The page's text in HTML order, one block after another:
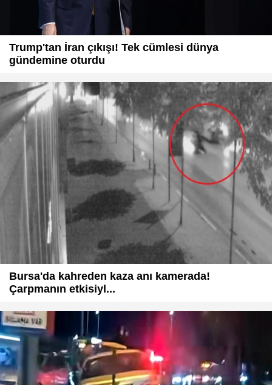
Trump'tan İran çıkışı! Tek cümlesi dünya
gündemine oturdu
Bursa'da kahreden kaza anı kamerada!
Çarpmanın etkisiyl...